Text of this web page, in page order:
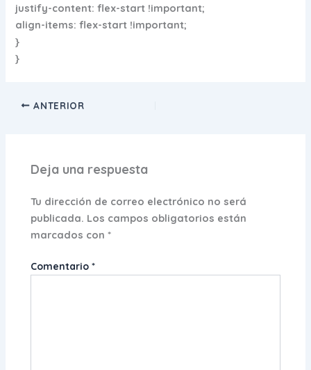
justify-content: flex-start !important;
align-items: flex-start !important;
}
}
ANTERIOR
Deja una respuesta
Tu dirección de correo electrónico no será
publicada. Los campos obligatorios están
marcados con*
Comentario*